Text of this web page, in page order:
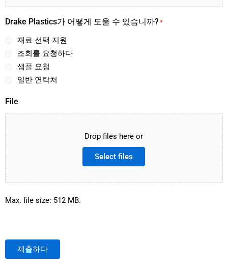
Drake Plastics가 어떻게 도울 수 있습니까?*
재료 선택 지원
조회를 요청하다
샘플 요청
일반 연락처
File
Drop files here or
Select files
Max. file size: 512 MB.
제출하다